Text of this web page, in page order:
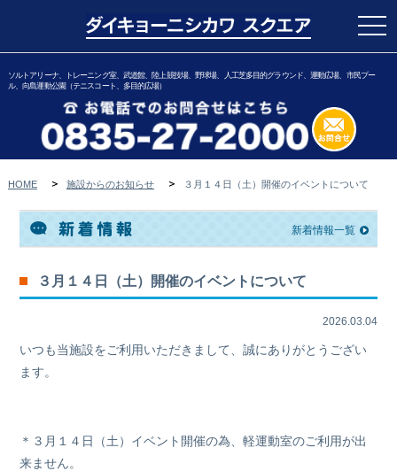
ソルトアリーナ、トレーニング室、武道館、陸上競技場、野球場、人工芝多目的グラウンド、運動広場、市民プー
ル、向島運動公園（テニスコート、多目的広場）
HOME 施設からのお知らせ ３月１４日（土）開催のイベントについて
新着情報一覧
３月１４日（土）開催のイベントについて
2026.03.04
いつも当施設をご利用いただきまして、誠にありがとうござい
ます。
＊３月１４日（土）イベント開催の為、軽運動室のご利用が出
来ません。